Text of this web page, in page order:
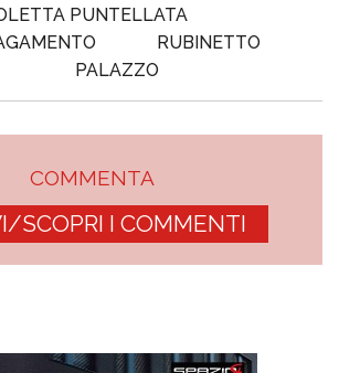
PUNTELLATA
RUBINETTO
PALAZZO
COMMENTA
SCOPRI I COMMENTI